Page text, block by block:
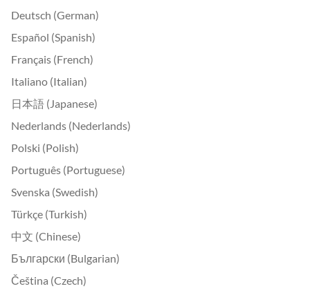
Deutsch (German)
Español (Spanish)
Français (French)
Italiano (Italian)
日本語 (Japanese)
Nederlands (Nederlands)
Polski (Polish)
Português (Portuguese)
Svenska (Swedish)
Türkçe (Turkish)
中文 (Chinese)
Български (Bulgarian)
Čeština (Czech)